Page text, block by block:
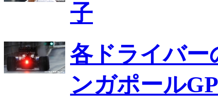
子
各ドライバー
ンガポール